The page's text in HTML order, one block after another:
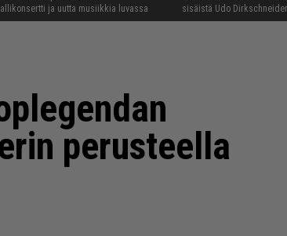
ja uutta musiikkia luvassa
sisäistä Udo
perusteella